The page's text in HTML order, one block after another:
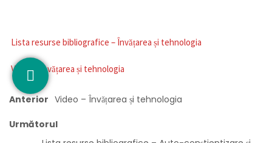
Lista resurse bibliografice – Învățarea și tehnologia
Video – Învățarea și tehnologia
Anterior Video – Învățarea și tehnologia
Următorul